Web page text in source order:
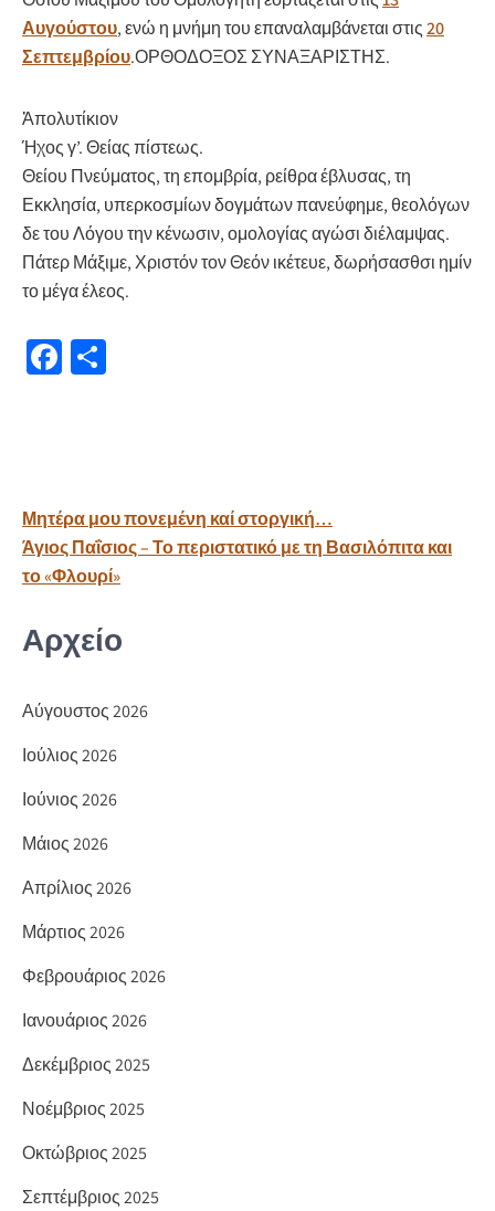
Αυγούστου, ενώ η μνήμη του επαναλαμβάνεται στις20
Σεπτεμβρίου.ΟΡΘΟΔΟΞΟΣ ΣΥΝΑΞΑΡΙΣΤΗΣ.
Ἀπολυτίκιον
Ήχος γ’. Θείας πίστεως.
Θείου Πνεύματος, τη επομβρία, ρείθρα έβλυσας, τη
Εκκλησία, υπερκοσμίων δογμάτων πανεύφημε, θεολόγων
δε του Λόγου την κένωσιν, ομολογίας αγώσι διέλαμψας.
Πάτερ Μάξιμε, Χριστόν τον Θεόν ικέτευε, δωρήσασθσι ημίν
το μέγα έλεος.
Fa
k τε
ίτ
Πλοήγηση
άρθρων
Μητέρα μου πονεμένη καί στοργική…
Άγιος Παΐσιος – Το περιστατικό με τη Βασιλόπιτα και
το «Φλουρί»
Αρχείο
Αύγουστος 2026
Ιούλιος 2026
Ιούνιος 2026
Μάιος 2026
Απρίλιος 2026
Μάρτιος 2026
Φεβρουάριος 2026
Ιανουάριος 2026
Δεκέμβριος 2025
Νοέμβριος 2025
Οκτώβριος 2025
Σεπτέμβριος 2025